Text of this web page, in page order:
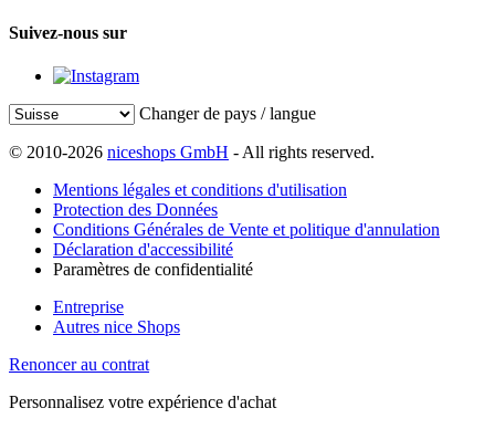
Suivez-nous sur
Changer de pays / langue
© 2010-2026 niceshops GmbH - All rights reserved.
Mentions légales et conditions d'utilisation
Protection des Données
Conditions Générales de Vente et politique d'annulation
Déclaration d'accessibilité
Paramètres de confidentialité
Entreprise
Autres nice Shops
Renoncer au contrat
Personnalisez votre expérience d'achat